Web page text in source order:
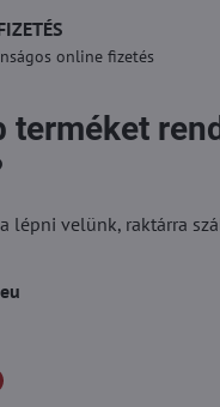
online fizetés
terméket
lépni velünk, raktárra